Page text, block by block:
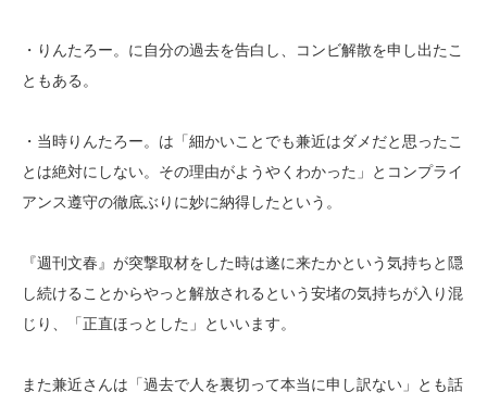
・りんたろー。に自分の過去を告白し、コンビ解散を申し出たこ
ともある。
・当時りんたろー。は「細かいことでも兼近はダメだと思ったこ
とは絶対にしない。その理由がようやくわかった」とコンプライ
アンス遵守の徹底ぶりに妙に納得したという。
『週刊文春』が突撃取材をした時は遂に来たかという気持ちと隠
し続けることからやっと解放されるという安堵の気持ちが入り混
じり、「正直ほっとした」といいます。
また兼近さんは「過去で人を裏切って本当に申し訳ない」とも話